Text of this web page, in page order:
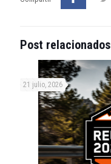
Post relacionados
21 julio, 2026